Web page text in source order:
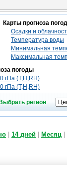
Карты прогноза
Осадки и
Температура воды
Минимальная
Максимальная
погоды
гПа (T,H,RH)
гПа (T,H,RH)
Выбрать регион
14 дней Месяц